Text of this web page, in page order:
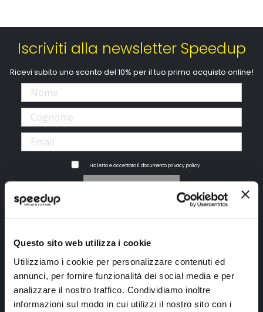
Questo sito web utilizza i cookie
Utilizziamo i cookie per personalizzare contenuti ed
annunci, per fornire funzionalità dei social media e per
analizzare il nostro traffico. Condividiamo inoltre
informazioni sul modo in cui utilizzi il nostro sito con i
Iscriviti alla newsletter Speedup
Ricevi subito uno sconto del 10% per il tuo primo acquisto online!
Ho letto e accettato il documentoprivacy policy
Segui SPEEDUP.IT